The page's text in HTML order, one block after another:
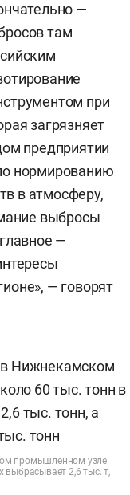
—
там
при
загрязняет
предприятии
нормированию
в атмосферу,
выбросы
—
— говорят
промышленном узле
выбрасывает 2,6 тыс. т,